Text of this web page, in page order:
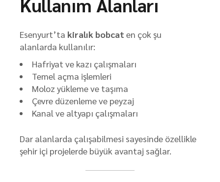
Esenyurt’ta kiralık bobcat en çok şu
alanlarda kullanılır:
Hafriyat ve kazı çalışmaları
Temel açma işlemleri
Moloz yükleme ve taşıma
Çevre düzenleme ve peyzaj
Kanal ve altyapı çalışmaları
Dar alanlarda çalışabilmesi sayesinde özellikle
şehir içi projelerde büyük avantaj sağlar.